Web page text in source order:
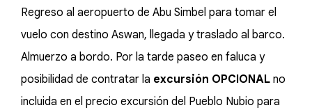
Regreso al aeropuerto de Abu Simbel para tomar el
vuelo con destino Aswan, llegada y traslado al barco.
Almuerzo a bordo. Por la tarde paseo en faluca y
posibilidad de contratar la excursión OPCIONAL no
incluida en el precio excursión del Pueblo Nubio para